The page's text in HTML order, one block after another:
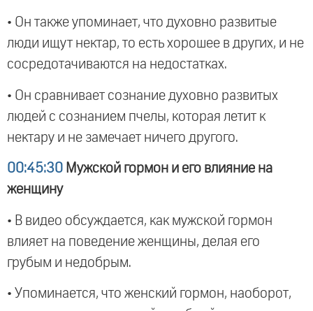
• Он также упоминает, что духовно развитые
люди ищут нектар, то есть хорошее в других, и не
сосредотачиваются на недостатках.
• Он сравнивает сознание духовно развитых
людей с сознанием пчелы, которая летит к
нектару и не замечает ничего другого.
00:45:30 Мужской гормон и его влияние на
женщину
• В видео обсуждается, как мужской гормон
влияет на поведение женщины, делая его
грубым и недобрым.
• Упоминается, что женский гормон, наоборот,